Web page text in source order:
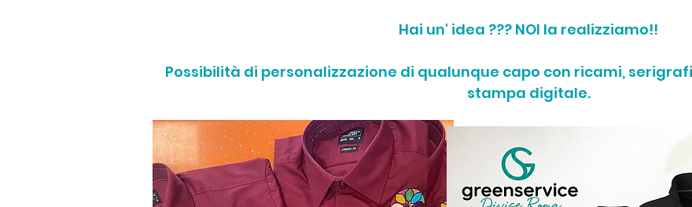
Hai un' idea ??? NOI la realizziamo!!
Possibilità di personalizzazione di qualunque capo con ricami,
stampa digitale.